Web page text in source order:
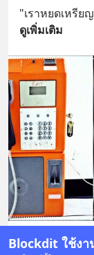
Blockdit ใช้ง
"เราหยดเหรี
ดูเพิ่มเติม
บันทึก